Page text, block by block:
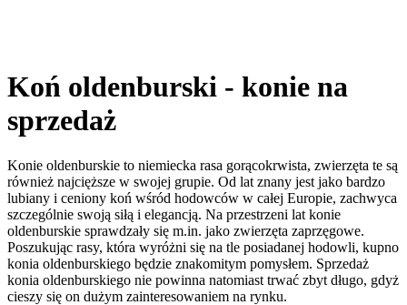
Koń oldenburski - konie na
sprzedaż
Konie oldenburskie to niemiecka rasa gorącokrwista, zwierzęta te są
również najcięższe w swojej grupie. Od lat znany jest jako bardzo
lubiany i ceniony koń wśród hodowców w całej Europie, zachwyca
szczególnie swoją siłą i elegancją. Na przestrzeni lat konie
oldenburskie sprawdzały się m.in. jako zwierzęta zaprzęgowe.
Poszukując rasy, która wyróżni się na tle posiadanej hodowli, kupno
konia oldenburskiego będzie znakomitym pomysłem. Sprzedaż
konia oldenburskiego nie powinna natomiast trwać zbyt długo, gdyż
cieszy się on dużym zainteresowaniem na rynku.